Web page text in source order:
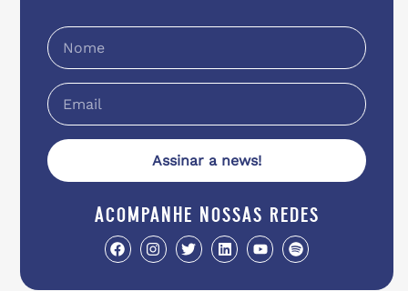
Assinar a news!
acompanhe nossas redes